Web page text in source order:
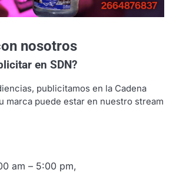
nosotros
en SDN?
publicitamos en la Cadena
marca puede estar en nuestro stream
am – 5:00 pm,